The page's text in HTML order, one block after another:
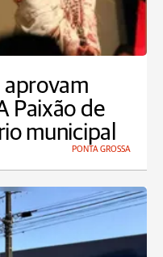
aprovam
Paixão de
municipal
PONTA GROSSA